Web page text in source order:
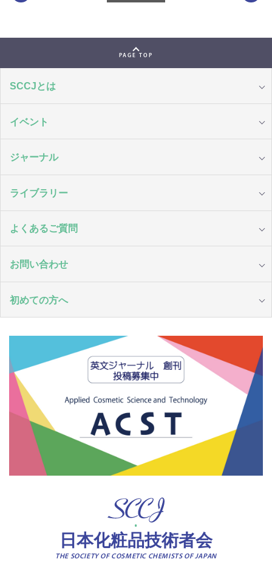
PAGE TOP
SCCJとは
イベント
ジャーナル
ライブラリー
よくあるご質問
お問い合わせ
初めての方へ
日本化粧品技術者会
THE SOCIETY OF COSMETIC CHEMISTS OF JAPAN